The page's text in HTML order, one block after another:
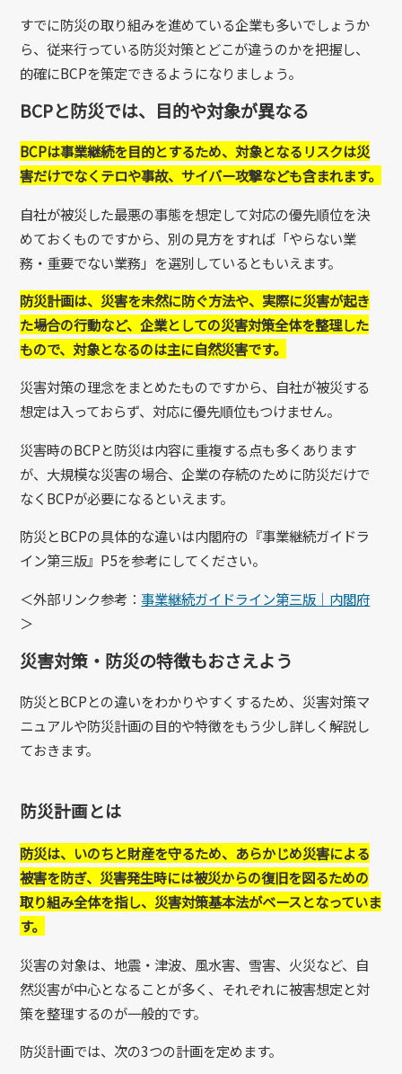
すでに防災の取り組みを進めている企業も多いでしょうか
ら、従来行っている防災対策とどこが違うのかを把握し、
的確にBCPを策定できるようになりましょう。
BCPと防災では、目的や対象が異なる
BCPは事業継続を目的とするため、対象となるリスクは災
害だけでなくテロや事故、サイバー攻撃なども含まれます。
自社が被災した最悪の事態を想定して対応の優先順位を決
めておくものですから、別の見方をすれば「やらない業
務・重要でない業務」を選別しているともいえます。
防災計画は、災害を未然に防ぐ方法や、実際に災害が起き
た場合の行動など、企業としての災害対策全体を整理した
もので、対象となるのは主に自然災害です。
災害対策の理念をまとめたものですから、自社が被災する
想定は入っておらず、対応に優先順位もつけません。
災害時のBCPと防災は内容に重複する点も多くあります
が、大規模な災害の場合、企業の存続のために防災だけで
なくBCPが必要になるといえます。
防災とBCPの具体的な違いは内閣府の『事業継続ガイドラ
イン第三版』P5を参考にしてください。
＜外部リンク参考：事業継続ガイドライン第三版｜内閣府
＞
災害対策・防災の特徴もおさえよう
防災とBCPとの違いをわかりやすくするため、災害対策マ
ニュアルや防災計画の目的や特徴をもう少し詳しく解説し
ておきます。
防災計画とは
防災は、いのちと財産を守るため、あらかじめ災害による
被害を防ぎ、災害発生時には被災からの復旧を図るための
取り組み全体を指し、災害対策基本法がベースとなっていま
す。
災害の対象は、地震・津波、風水害、雪害、火災など、自
然災害が中心となることが多く、それぞれに被害想定と対
策を整理するのが一般的です。
防災計画では、次の3つの計画を定めます。